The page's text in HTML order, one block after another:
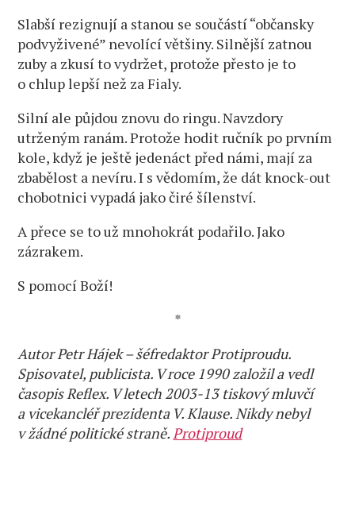
Slabší rezignují a stanou se součástí “občansky
podvyživené” nevolící většiny. Silnější zatnou
zuby a zkusí to vydržet, protože přesto je to
o chlup lepší než za Fialy.
Silní ale půjdou znovu do ringu. Navzdory
utrženým ranám. Protože hodit ručník po prvním
kole, když je ještě jedenáct před námi, mají za
zbabělost a nevíru. I s vědomím, že dát knock-out
chobotnici vypadá jako čiré šílenství.
A přece se to už mnohokrát podařilo. Jako
zázrakem.
S pomocí Boží!
*
Autor Petr Hájek – šéfredaktor Protiproudu.
Spisovatel, publicista. V roce 1990 založil a vedl
časopis Reflex. V letech 2003-13 tiskový mluvčí
a vicekancléř prezidenta V. Klause. Nikdy nebyl
v žádné politické straně.Protiproud